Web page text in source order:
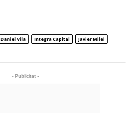
Daniel Vila Integra Capital
Javier Milei
- Publicitat -